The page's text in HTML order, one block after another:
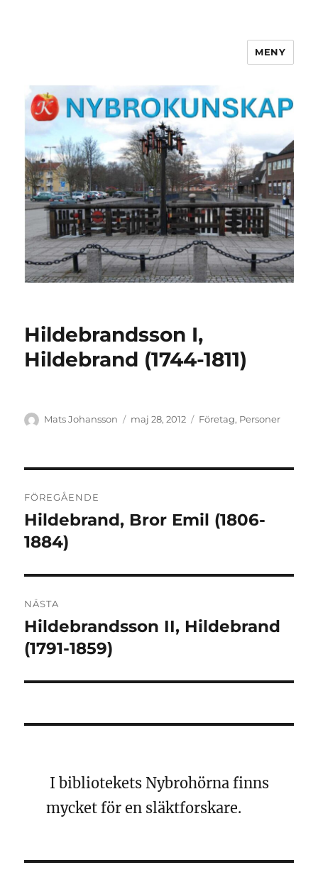
MENY
Hildebrandsson I,
Hildebrand (1744-1811)
Författare
Mats Johansson
Publicerat
maj 28, 2012 Kategorier
Företag, Personer
FÖREGÅENDE
Föregående
inlägg:
Hildebrand, Bror Emil (1806-
1884)
NÄSTA
Nästa
inlägg:
Hildebrandsson II, Hildebrand
(1791-1859)
I bibliotekets Nybrohörna finns
mycket för en släktforskare.